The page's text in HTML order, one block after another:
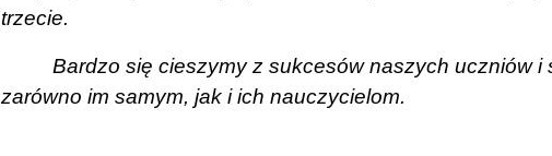
trzecie.
Bardzo się cieszymy z sukcesów naszych uczniów i
zarówno im samym, jak i ich nauczycielom.